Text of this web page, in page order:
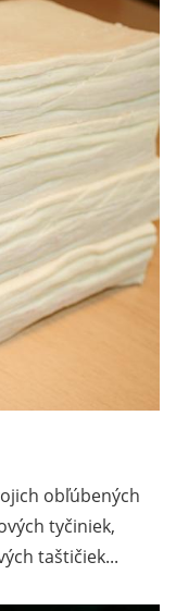
obľúbených
tyčiniek,
taštičiek...